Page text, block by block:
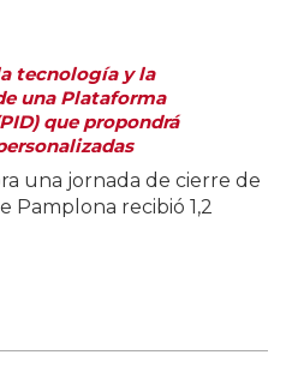
tecnología y la
una Plataforma
que propondrá
una jornada de cierre de
Pamplona recibió 1,2